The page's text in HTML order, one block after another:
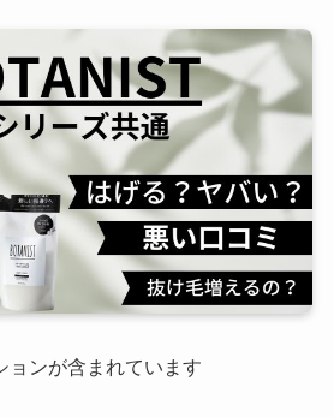
ョンが含まれています